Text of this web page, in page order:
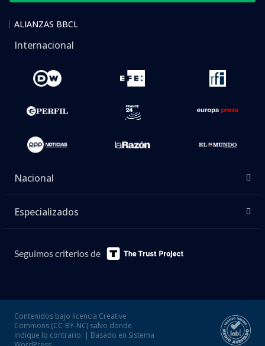
ALIANZAS BBCL
Internacional
Nacional
Especializados
Seguimos criterios de
Contenidos bajo licencia Creative
Commons (CC-BY-NC) salvo donde
indique lo contrario. | Basado en Sistema